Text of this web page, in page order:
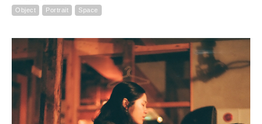
Object Portrait Space